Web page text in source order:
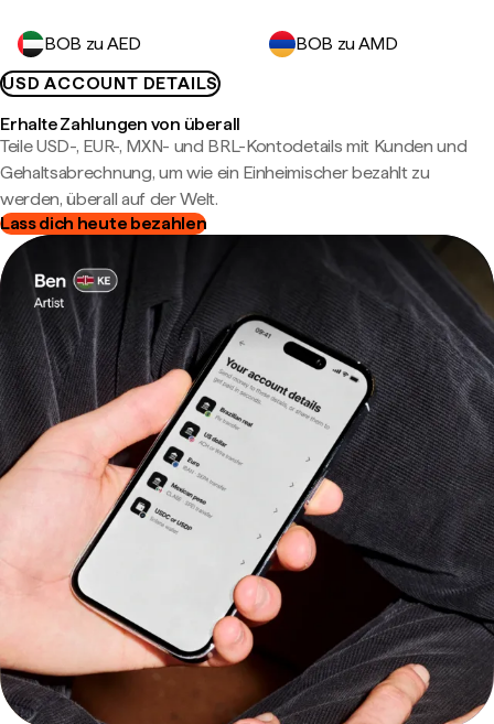
BOB zu AED
BOB zu AMD
USD ACCOUNT DETAILS
Erhalte Zahlungen von überall
Teile USD-, EUR-, MXN- und BRL-Kontodetails mit Kunden und
Gehaltsabrechnung, um wie ein Einheimischer bezahlt zu
werden, überall auf der Welt.
Lass dich heute bezahlen